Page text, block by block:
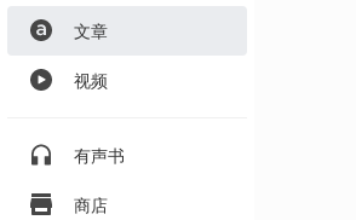
文章
视频
有声书
商店